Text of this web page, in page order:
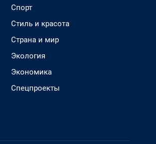
Спорт
Стиль и красота
Страна и мир
Экология
Экономика
Спецпроекты